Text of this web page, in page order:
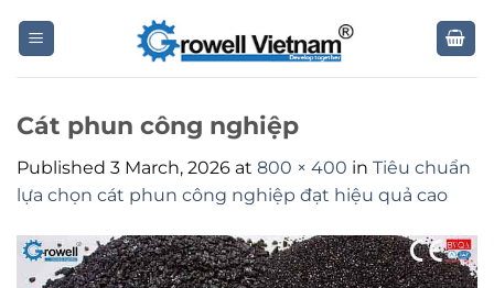
Cát phun công nghiệp
Published 3 March, 2026 at 800 × 400 in Tiêu chuẩn
lựa chọn cát phun công nghiệp đạt hiệu quả cao